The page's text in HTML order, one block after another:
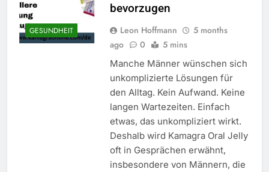
GESUNDHEIT
bevorzugen
Leon Hoffmann
5 months
ago
0 5 mins
Manche Männer wünschen sich
unkomplizierte Lösungen für
den Alltag. Kein Aufwand. Keine
langen Wartezeiten. Einfach
etwas, das unkompliziert wirkt.
Deshalb wird Kamagra Oral Jelly
oft in Gesprächen erwähnt,
insbesondere von Männern, die